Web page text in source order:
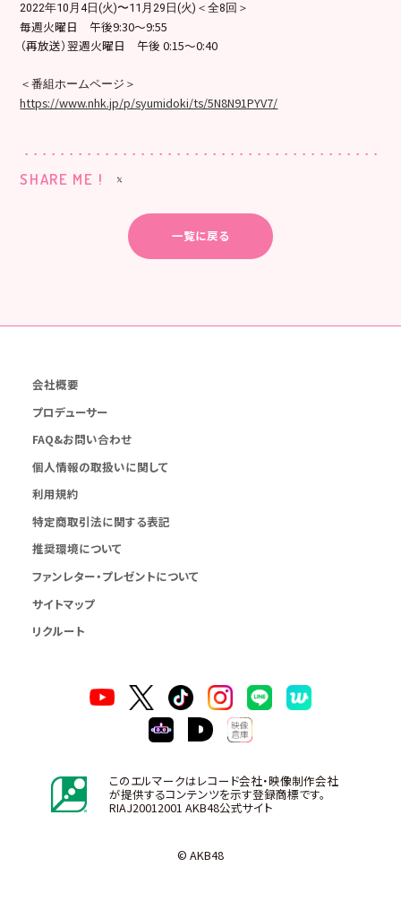
2022年10月4日(火)〜11月29日(火)＜全8回＞
毎週火曜日 午後9:30～9:55
（再放送）翌週火曜日 午後 0:15～0:40
＜番組ホームページ＞
https://www.nhk.jp/p/syumidoki/ts/5N8N91PYV7/
SHARE ME !
一覧に戻る
会社概要
プロデューサー
FAQ&お問い合わせ
個人情報の取扱いに関して
利用規約
特定商取引法に関する表記
推奨環境について
ファンレター・プレゼントについて
サイトマップ
リクルート
このエルマークはレコード会社・映像制作会社
が提供するコンテンツを示す登録商標です。
RIAJ20012001 AKB48公式サイト
© AKB48